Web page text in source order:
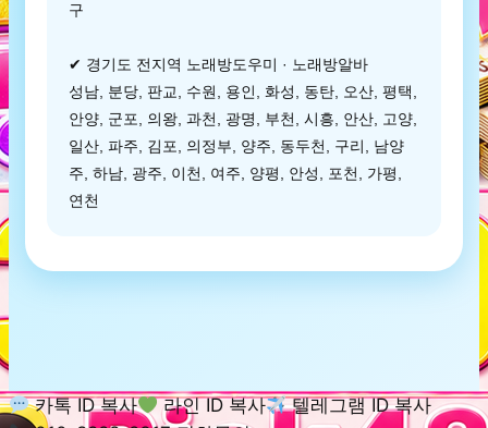
구
✔ 경기도 전지역 노래방도우미 · 노래방알바
성남, 분당, 판교, 수원, 용인, 화성, 동탄, 오산, 평택,
안양, 군포, 의왕, 과천, 광명, 부천, 시흥, 안산, 고양,
일산, 파주, 김포, 의정부, 양주, 동두천, 구리, 남양
주, 하남, 광주, 이천, 여주, 양평, 안성, 포천, 가평,
연천
카톡 ID 복사 라인 ID 복사
텔레그램 ID 복사